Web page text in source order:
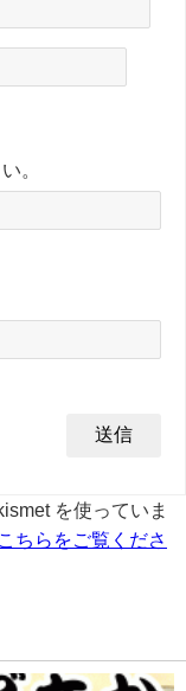
。
を使っていま
ちらをご覧くださ